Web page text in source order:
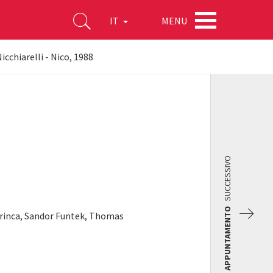
IT MENU
- Nico, 1988
Sandor Funtek, Thomas APPUNTAMENTO
SUCCESSIVO